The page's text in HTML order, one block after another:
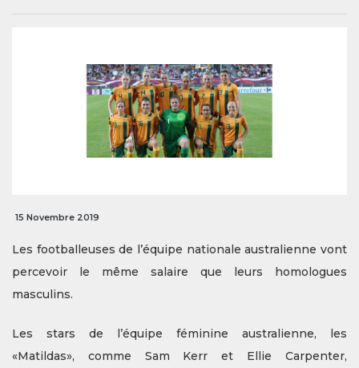
15 Novembre 2019
Les footballeuses de l’équipe nationale australienne vont
percevoir le même salaire que leurs homologues
masculins.
Les stars de l’équipe féminine australienne, les
«Matildas», comme Sam Kerr et Ellie Carpenter,